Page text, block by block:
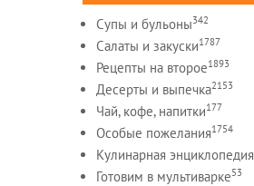
Супы и бульоны342
Салаты и закуски1787
Рецепты на второе1893
Десерты и выпечка2153
Чай, кофе, напитки177
Особые пожелания1754
Кулинарная энциклопедия
Готовим в мультиварке53